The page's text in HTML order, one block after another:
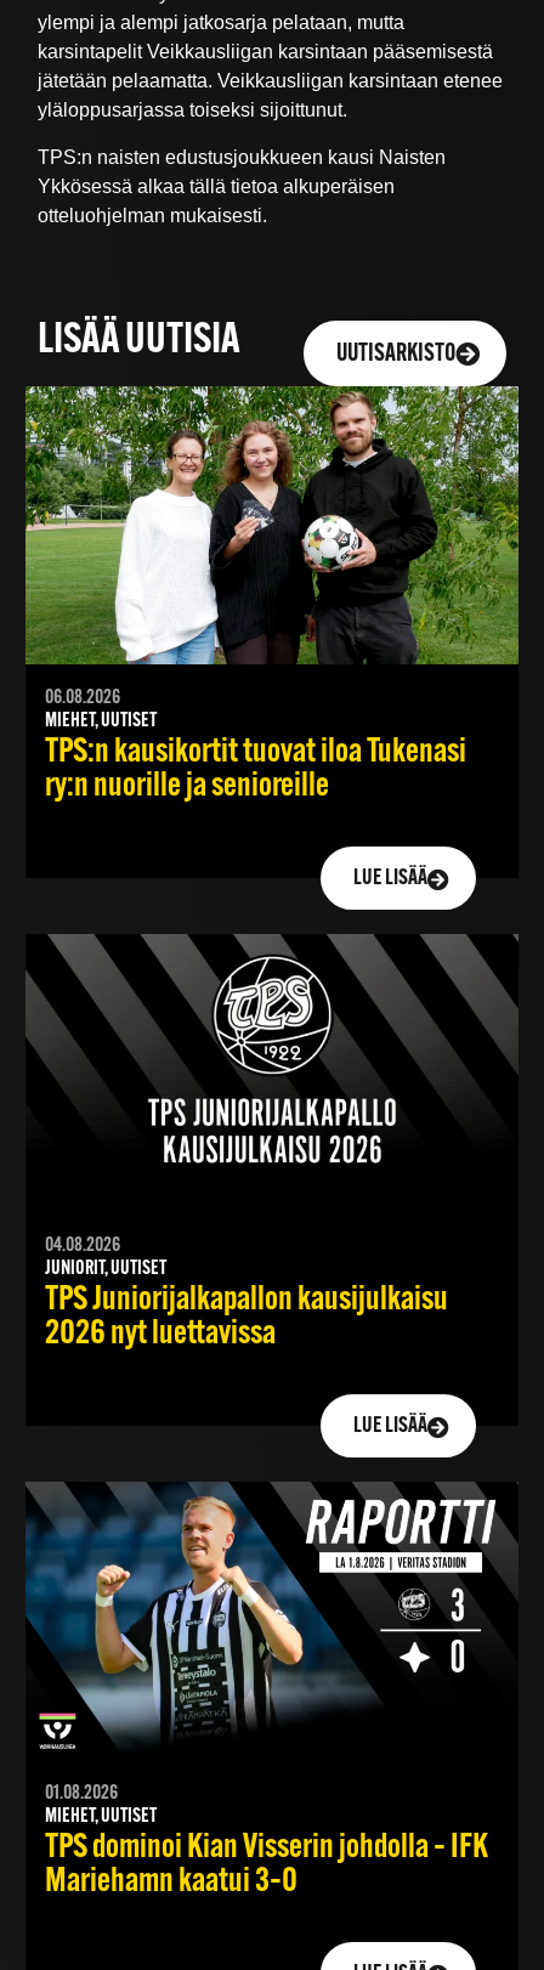
ylempi ja alempi jatkosarja pelataan, mutta
karsintapelit Veikkausliigan karsintaan pääsemisestä
jätetään pelaamatta. Veikkausliigan karsintaan etenee
yläloppusarjassa toiseksi sijoittunut.
TPS:n naisten edustusjoukkueen kausi Naisten
Ykkösessä alkaa tällä tietoa alkuperäisen
otteluohjelman mukaisesti.
LISÄÄ UUTISIA UUTISARKISTO
06.08.2026
MIEHET, UUTISET
TPS:n kausikortit tuovat iloa Tukenasi
ry:n nuorille ja senioreille
LUE LISÄÄ
04.08.2026
JUNIORIT, UUTISET
TPS Juniorijalkapallon kausijulkaisu
2026 nyt luettavissa
LUE LISÄÄ
01.08.2026
MIEHET, UUTISET
TPS dominoi Kian Visserin johdolla – IFK
Mariehamn kaatui 3–0